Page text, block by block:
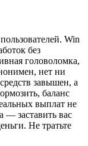
Win
без
головоломка,
нет ни
завышен, а
баланс
выплат не
— заставить вас
Не тратьте